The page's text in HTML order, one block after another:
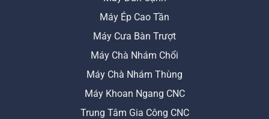
Máy Ép Cao Tần
Máy Cưa Bàn Trượt
Máy Chà Nhám Chổi
Máy Chà Nhám Thùng
Máy Khoan Ngang CNC
Trung Tâm Gia Công CNC